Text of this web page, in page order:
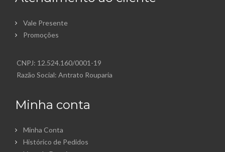
Vale Presente
Promoções
CNPJ: 12.524.160/0001-19
Razão Social: Antrato Rouparia
Minha conta
Minha Conta
Histórico de Pedidos